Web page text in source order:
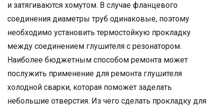
и затягиваются хомутом. В случае фланцевого
соединения диаметры труб одинаковые, поэтому
необходимо установить термостойкую прокладку
между соединением глушителя с резонатором.
Наиболее бюджетным способом ремонта может
послужить применение для ремонта глушителя
холодной сварки, которая поможет заделать
небольшие отверстия. Из чего сделать прокладку для